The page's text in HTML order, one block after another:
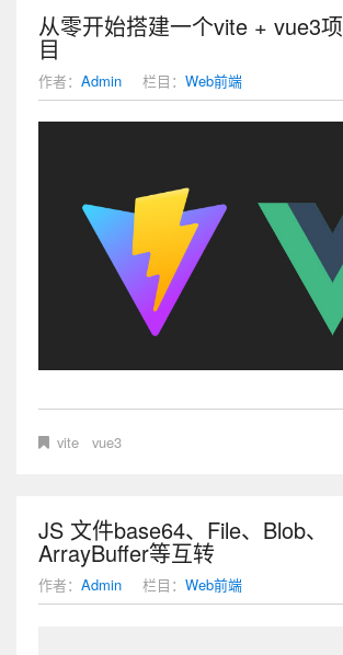
从零开始搭建一个vite + vue3项
目
作者： Admin 栏目： Web前端
vite vue3
JS 文件base64、File、Blob、
ArrayBuffer等互转
作者： Admin 栏目： Web前端